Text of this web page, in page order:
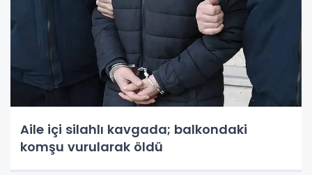
Aile içi silahlı kavgada; balkondaki
komşu vurularak öldü